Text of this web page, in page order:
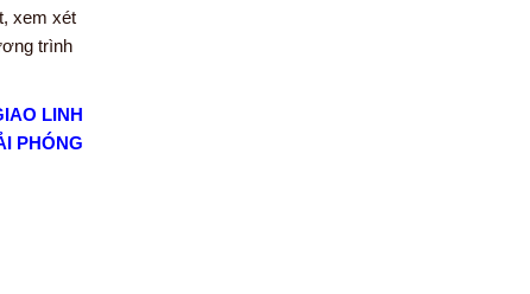
xem xét
trình
LINH
PHÓNG